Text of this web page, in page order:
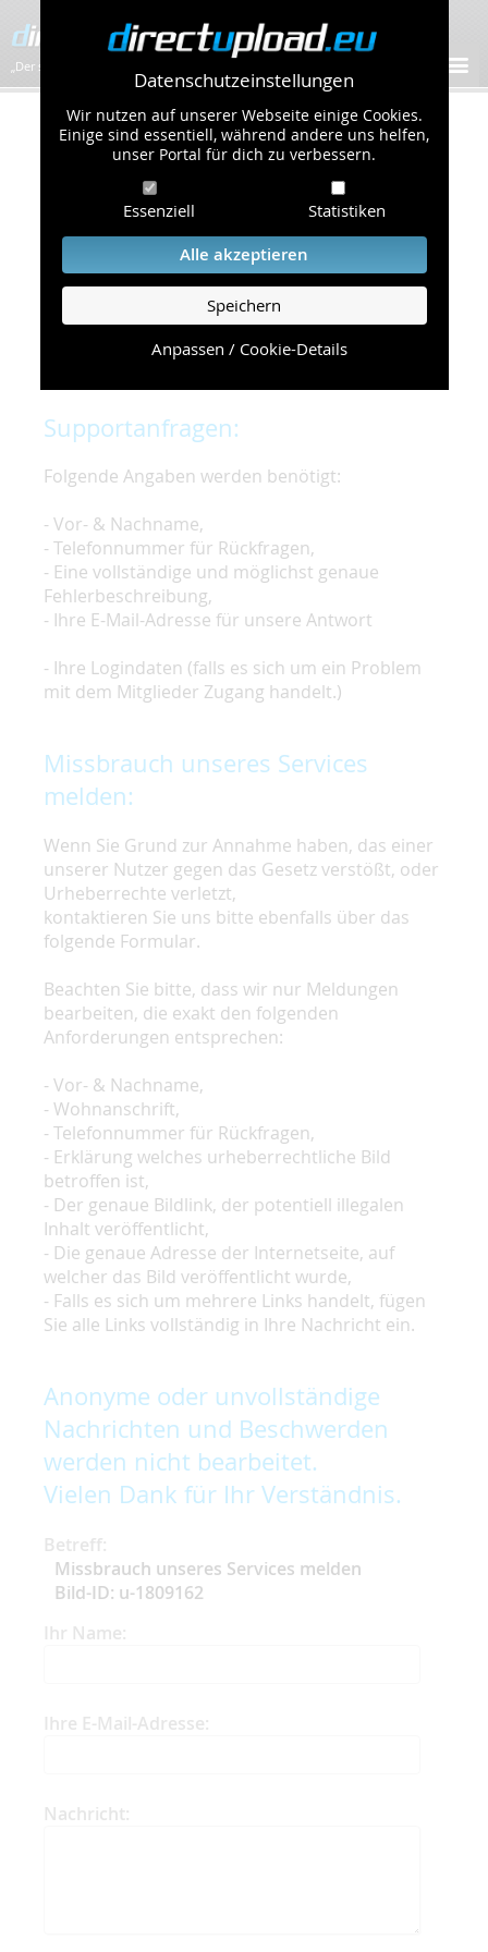
Datenschutzeinstellungen
Wir nutzen auf unserer Webseite einige Cookies.
Einige sind essentiell, während andere uns helfen,
unser Portal für dich zu verbessern.
Essenziell Statistiken
Alle akzeptieren
Speichern
Anpassen / Cookie-Details
„Der schnellste Bilder-Hoster im Web!”
Kontakt & Support
Um eine schnelle und unkomplizierte
Bearbeitung Ihres Problems zu gewährleisten,
bitten wir Sie,
folgende Punkte zu beachten und einzuhalten.
Die schnellste Hilfe finden Sie auf unserer
Seite, die die häufig gestellten Fragen
Supportanfragen:
Folgende Angaben werden benötigt:
- Vor- & Nachname,
- Telefonnummer für Rückfragen,
- Eine vollständige und möglichst genaue
Fehlerbeschreibung,
- Ihre E-Mail-Adresse für unsere Antwort
- Ihre Logindaten (falls es sich um ein Problem
mit dem Mitglieder Zugang handelt.)
Missbrauch unseres Services
melden:
Wenn Sie Grund zur Annahme haben, das einer
unserer Nutzer gegen das Gesetz verstößt, oder
Urheberrechte verletzt,
kontaktieren Sie uns bitte ebenfalls über das
folgende Formular.
Beachten Sie bitte, dass wir nur Meldungen
bearbeiten, die exakt den folgenden
Anforderungen entsprechen:
- Vor- & Nachname,
- Wohnanschrift,
- Telefonnummer für Rückfragen,
- Erklärung welches urheberrechtliche Bild
betroffen ist,
- Der genaue Bildlink, der potentiell illegalen
Inhalt veröffentlicht,
- Die genaue Adresse der Internetseite, auf
welcher das Bild veröffentlicht wurde,
- Falls es sich um mehrere Links handelt, fügen
Sie alle Links vollständig in Ihre Nachricht ein.
Anonyme oder unvollständige
Nachrichten und Beschwerden
werden nicht bearbeitet.
Vielen Dank für Ihr Verständnis.
Betreff:
Missbrauch unseres Services melden
Bild-ID: u-1809162
Ihr Name:
Ihre E-Mail-Adresse:
Nachricht: